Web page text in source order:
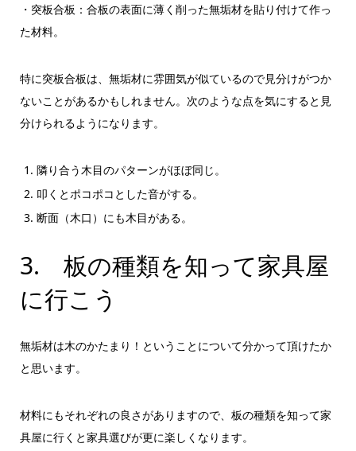
・突板合板：合板の表面に薄く削った無垢材を貼り付けて作っ
た材料。
特に突板合板は、無垢材に雰囲気が似ているので見分けがつか
ないことがあるかもしれません。次のような点を気にすると見
分けられるようになります。
隣り合う木目のパターンがほぼ同じ。
叩くとポコポコとした音がする。
断面（木口）にも木目がある。
3. 板の種類を知って家具屋
に行こう
無垢材は木のかたまり！ということについて分かって頂けたか
と思います。
材料にもそれぞれの良さがありますので、板の種類を知って家
具屋に行くと家具選びが更に楽しくなります。